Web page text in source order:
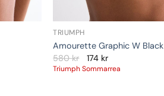
TRIUMPH
Amourette Graphic W Black
580kr 174 kr
Triumph Sommarrea